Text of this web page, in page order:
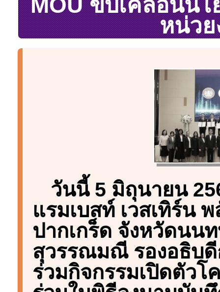
หน่วย
วันนี้ 5 มิถุนายน
แรมเบสท์ เวสเทิร์น
ปากเกร็ด จังหวัดนน
สุวรรณมณี รองอธิบ
ร่วมกิจกรรมเปิดตัวโ